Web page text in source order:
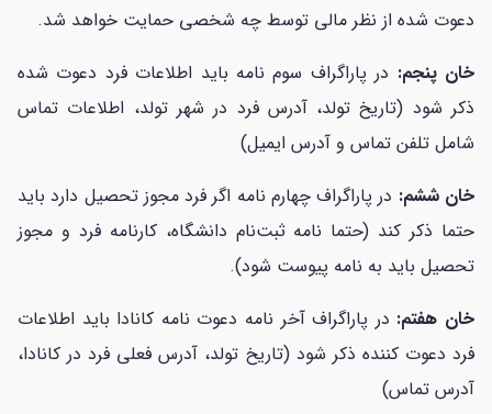
دعوت شده از نظر مالی توسط چه شخصی حمایت خواهد شد.
خان پنجم: در پاراگراف سوم نامه باید اطلاعات فرد دعوت شده
ذکر شود (تاریخ تولد، آدرس فرد در شهر تولد، اطلاعات تماس
شامل تلفن تماس و آدرس ایمیل)
خان ششم: در پاراگراف چهارم نامه اگر فرد مجوز تحصیل دارد باید
حتما ذکر کند (حتما نامه ثبت‌نام دانشگاه، کارنامه فرد و مجوز
تحصیل باید به نامه پیوست شود).
خان هفتم: در پاراگراف آخر نامه دعوت نامه کانادا باید اطلاعات
فرد دعوت کننده ذکر شود (تاریخ تولد، آدرس فعلی فرد در کانادا،
آدرس تماس)